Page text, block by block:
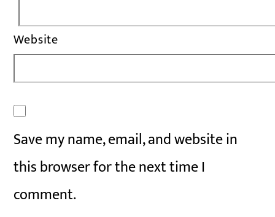
Website
Save my name, email, and website in
this browser for the next time I
comment.